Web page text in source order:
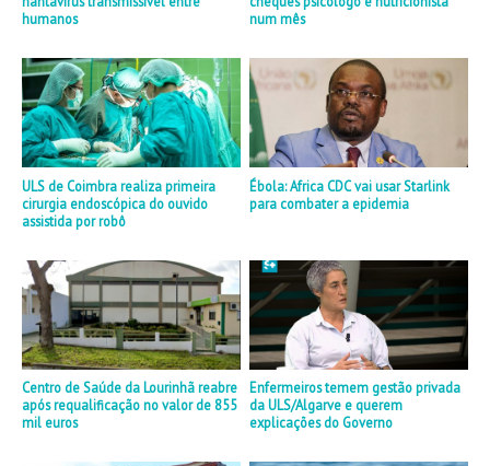
humanos
num mês
ULS de Coimbra realiza primeira
cirurgia endoscópica do ouvido
assistida por robô
Ébola: Africa CDC vai usar Starlink
para combater a epidemia
Centro de Saúde da Lourinhã reabre
após requalificação no valor de 855
mil euros
Enfermeiros temem gestão privada
da ULS/Algarve e querem
explicações do Governo